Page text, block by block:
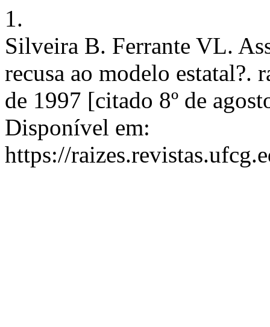
1.
Silveira B. Ferrante VL.
recusa ao modelo estatal?.
de 1997 [citado 8º de
Disponível em:
https://